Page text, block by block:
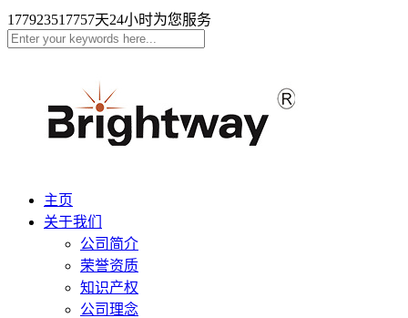
177923517757天24小时为您服务
主页
关于我们
公司简介
荣誉资质
知识产权
公司理念